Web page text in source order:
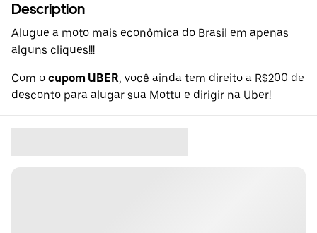
Description
Alugue a moto mais econômica do Brasil em apenas
alguns cliques!!!
Com o cupom UBER, você ainda tem direito a R$200 de
desconto para alugar sua Mottu e dirigir na Uber!